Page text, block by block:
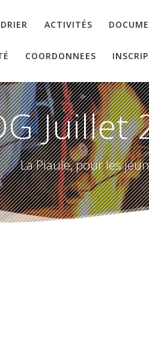
ACTIVITÉS
COORDONNEES
Juillet
La Piaule, pour les